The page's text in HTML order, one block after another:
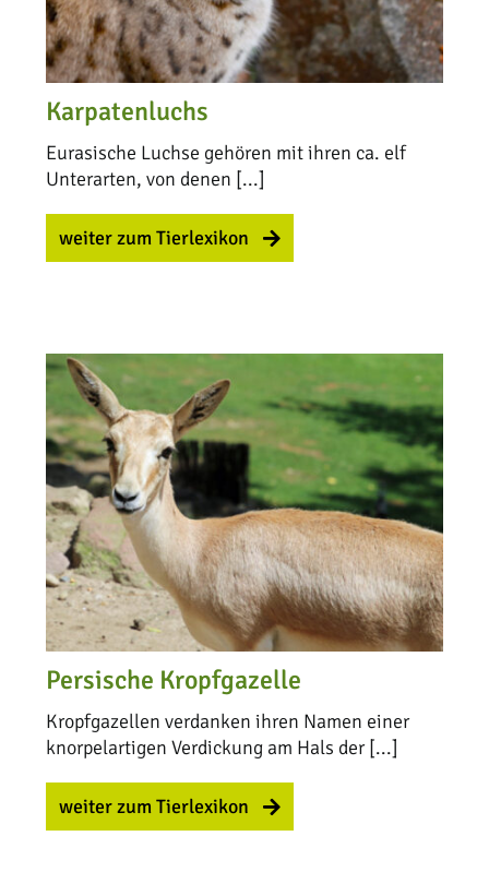
Karpatenluchs
Eurasische Luchse gehören mit ihren ca. elf
Unterarten, von denen [...]
weiter zum Tierlexikon
Persische Kropfgazelle
Kropfgazellen verdanken ihren Namen einer
knorpelartigen Verdickung am Hals der [...]
weiter zum Tierlexikon